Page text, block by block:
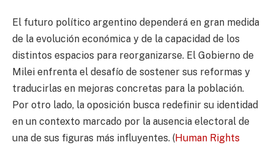
El futuro político argentino dependerá en gran medida
de la evolución económica y de la capacidad de los
distintos espacios para reorganizarse. El Gobierno de
Milei enfrenta el desafío de sostener sus reformas y
traducirlas en mejoras concretas para la población.
Por otro lado, la oposición busca redefinir su identidad
en un contexto marcado por la ausencia electoral de
una de sus figuras más influyentes. (Human Rights